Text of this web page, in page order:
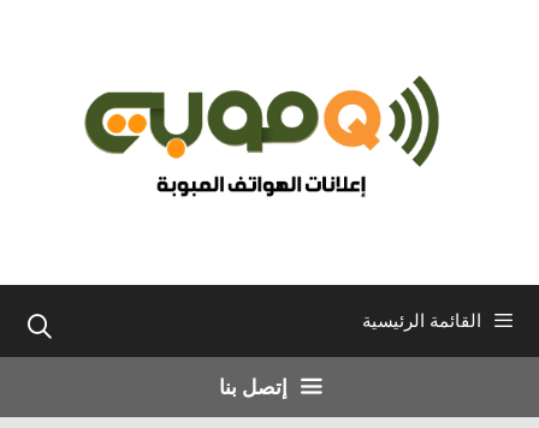
القائمة الرئيسية
إتصل بنا